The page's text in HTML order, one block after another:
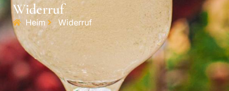
Widerruf
Heim Widerruf